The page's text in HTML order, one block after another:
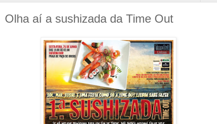
Olha aí a sushizada da Time Out